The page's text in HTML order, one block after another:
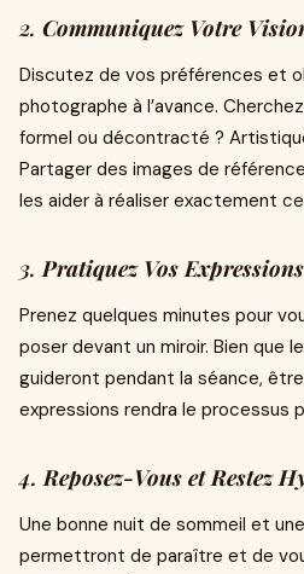
2. Communiquez Votre
Discutez de vos préférences et
photographe à l’avance.
formel ou décontracté ?
Partager des images de
les aider à réaliser exactement
3.Pratiquez Vos Expressions
Prenez quelques minutes pour
poser devant un miroir. Bien que
guideront pendant la séance, être
expressions rendra le processus
4.Reposez-Vous et Restez
Une bonne nuit de sommeil et
permettront de paraître et de